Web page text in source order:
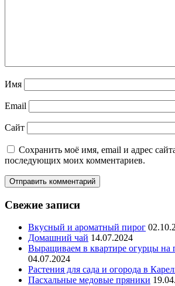
Имя
Email
Сайт
Сохранить моё имя, email и адрес
последующих моих комментариев.
Свежие записи
Вкусный и ароматный пирог
Домашний чай 14.07.2024
Выращиваем в квартире огурцы на
04.07.2024
Растения для сада и огорода в
Пасхальные медовые пряники